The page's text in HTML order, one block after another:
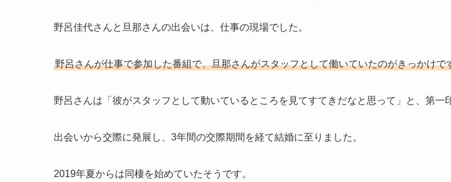
野呂佳代さんと旦那さんの出会いは、仕事の現場でした。
野呂さんが仕事で参加した番組で、旦那さんがスタッフとして働いていたのがきっかけで
野呂さんは「彼がスタッフとして動いているところを見てすてきだなと思って」と、第一
出会いから交際に発展し、3年間の交際期間を経て結婚に至りました。
2019年夏からは同棲を始めていたそうです。